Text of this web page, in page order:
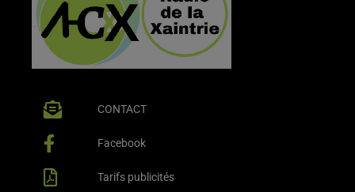
CONTACT
Facebook
Tarifs publicités